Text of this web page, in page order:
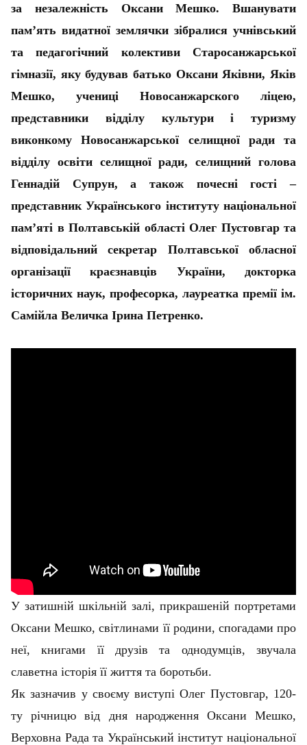
за незалежність Оксани Мешко. Вшанувати
пам’ять видатної землячки зібралися учнівський
та педагогічний колективи Старосанжарської
гімназії, яку будував батько Оксани Яківни, Яків
Мешко, учениці Новосанжарского ліцею,
представники відділу культури і туризму
виконкому Новосанжарської селищної ради та
відділу освіти селищної ради, селищний голова
Геннадій Супрун, а також почесні гості –
представник Українського інституту національної
пам’яті в Полтавській області Олег Пустовгар та
відповідальний секретар Полтавської обласної
організації краєзнавців України, докторка
історичних наук, професорка, лауреатка премії ім.
Самійла Величка Ірина Петренко.
У затишній шкільній залі, прикрашеній портретами
Оксани Мешко, світлинами її родини, спогадами про
неї, книгами її друзів та однодумців, звучала
славетна історія її життя та боротьби.
Як зазначив у своєму виступі Олег Пустовгар, 120-
ту річницю від дня народження Оксани Мешко,
Верховна Рада та Український інститут національної